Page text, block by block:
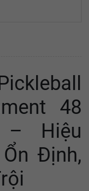
48
– Hiệu
Định,